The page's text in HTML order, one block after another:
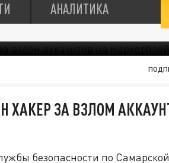
АНАЛИТИКА
ХАКЕР ЗА ВЗЛОМ
безопасности по